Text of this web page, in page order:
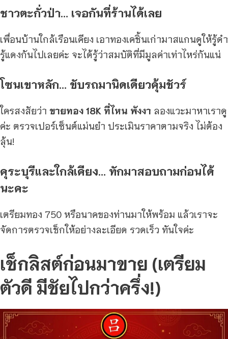
ชาวตะกั่วป่า… เจอกันที่ร้านได้เลย
เพื่อนบ้านใกล้เรือนเคียง เอาทองเคชิ้นเก่ามาสแกนดูให้รู้ดำ
รู้แดงกันไปเลยค่ะ จะได้รู้ว่าสมบัติที่มีมูลค่าเท่าไหร่กันแน่
โซนเขาหลัก… ขับรถมานิดเดียวคุ้มชัวร์
ใครสงสัยว่า ขายทอง 18K ที่ไหน พังงา ลองแวะมาหาเราดู
ค่ะ ตรวจเปอร์เซ็นต์แม่นยำ ประเมินราคาตามจริง ไม่ต้อง
ลุ้น!
คุระบุรีและใกล้เคียง… ทักมาสอบถามก่อนได้
นะคะ
เตรียมทอง 750 หรือนาคของท่านมาให้พร้อม แล้วเราจะ
จัดการตรวจเช็กให้อย่างละเอียด รวดเร็ว ทันใจค่ะ
เช็กลิสต์ก่อนมาขาย (เตรียม
ตัวดี มีชัยไปกว่าครึ่ง!)